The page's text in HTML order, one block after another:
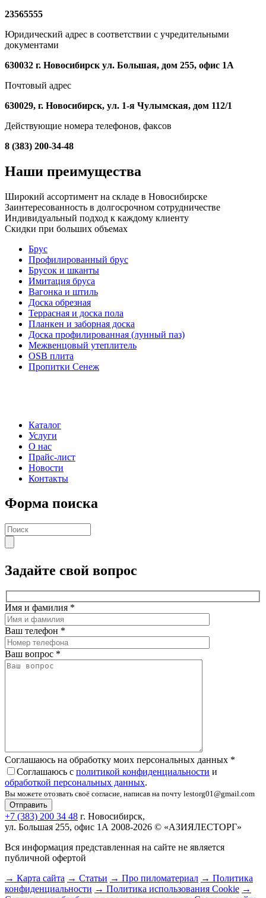
23565555
Юридический адрес в соответствии с учредительными
документами
630032 г. Новосибирск ул. Большая, дом 255, офис 1А
Почтовый адрес
630029, г. Новосибирск, ул. 1-я Чулымская, дом 112/1
Действующие номера телефонов, факсов
8 (383) 200-34-48
Наши преимущества
Широкий ассортимент на складе в Новосибирске
Заинтересованность в долгосрочном сотрудничестве
Индивидуальный подход к каждому клиенту
Скидки при больших объемах
Брус
Профилированный брус
Брусок и шканты
Имитация бруса
Вагонка и штиль
Доска обрезная
Террасная и доска пола
Планкен и заборная доска
Доска профилированная (лунный паз)
Межвенцовый утеплитель
OSB плита
Пропитки Сенеж
Каталог
Услуги
О нас
Прайс-лист
Новости
Контакты
Форма поиска
Задайте свой вопрос
Имя и фамилия *
Ваш телефон *
Ваш вопрос *
Соглашаюсь на обработку моих персональных данных *
Соглашаюсь с политикой конфиденциальности и
обработкой персональных данных.
Вы можете отозвать своё согласие, написав на почту lestorg01@gmail.com
+7 (383) 200 34 48 г. Новосибирск,
ул. Большая 255, офис 1А 2008-2026 © «АЗИЯЛЕСТОРГ»
Вся информация представленная на сайте не является
публичной офертой
→ Карта сайта → Статьи → Про пиломатериал → Политика
конфиденциальности → Политика использования Cookie →